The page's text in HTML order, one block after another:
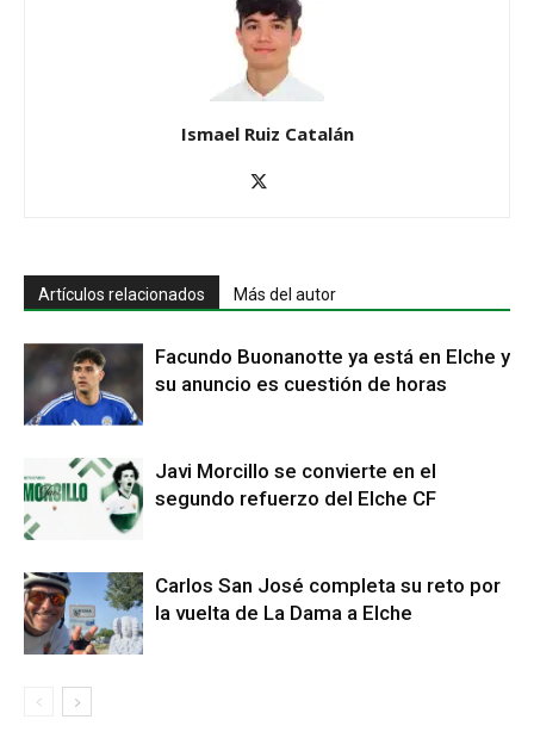
Ismael Ruiz Catalán
Artículos relacionados Más del autor
Facundo Buonanotte ya está en Elche y
su anuncio es cuestión de horas
Javi Morcillo se convierte en el
segundo refuerzo del Elche CF
Carlos San José completa su reto por
la vuelta de La Dama a Elche